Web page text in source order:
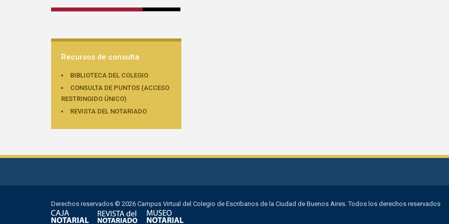
Recursos de consulta
BIBLIOTECA DEL COLEGIO
CONSULTA DE PUNTOS (ACCESO
RESTRINGIDO ÚNICO)
REVISTA DEL NOTARIADO
Derechos reservados © 2026 Campus Virtual del Colegio de Escribanos de la Ciudad de Buenos Aires. Todos los derechos reservados